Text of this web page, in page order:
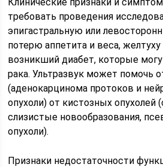
требовать проведения
эпигастральную или
потерю аппетита и веса,
возникший диабет, которые
рака. Ультразвук может помочь
(аденокарцинома протоков и
опухоли) от кистозных опухолей
слизистые новообразования,
опухоли).
Признаки недостаточности